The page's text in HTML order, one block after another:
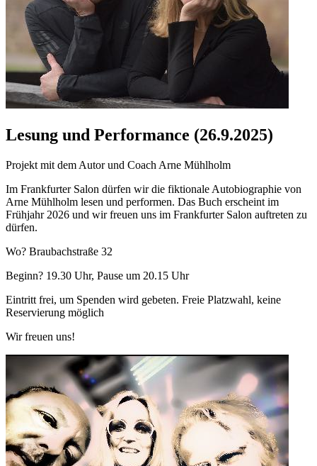
Lesung und Performance (26.9.2025)
Projekt mit dem Autor und Coach Arne Mühlholm
Im Frankfurter Salon dürfen wir die fiktionale Autobiographie von
Arne Mühlholm lesen und performen. Das Buch erscheint im
Frühjahr 2026 und wir freuen uns im Frankfurter Salon auftreten zu
dürfen.
Wo? Braubachstraße 32
Beginn? 19.30 Uhr, Pause um 20.15 Uhr
Eintritt frei, um Spenden wird gebeten. Freie Platzwahl, keine
Reservierung möglich
Wir freuen uns!